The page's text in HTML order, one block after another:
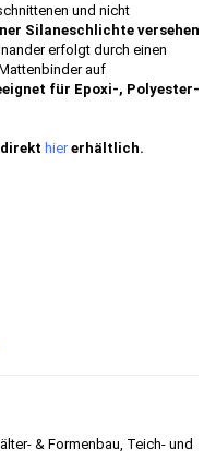
und nicht
Silaneschlichte versehen
erfolgt durch einen
auf
für Epoxi-, Polyester-
direkt hiererhältlich.
& Formenbau, Teich- und